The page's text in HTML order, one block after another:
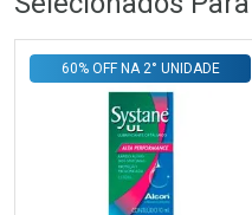
60% OFF NA 2° UNIDADE